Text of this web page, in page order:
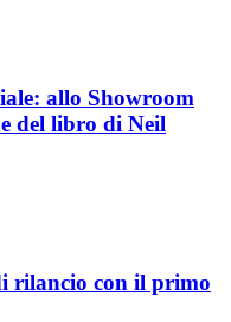
allo Showroom
del libro di Neil
rilancio con il primo